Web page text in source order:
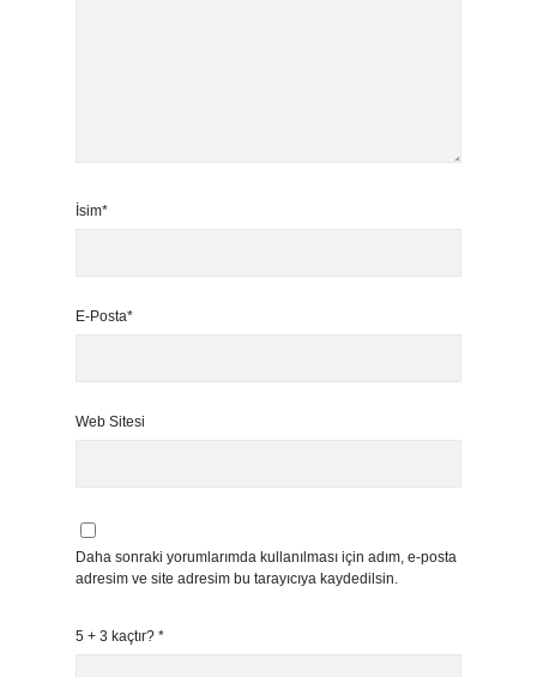
İsim*
E-Posta*
Web Sitesi
Daha sonraki yorumlarımda kullanılması için adım, e-posta
adresim ve site adresim bu tarayıcıya kaydedilsin.
5 + 3 kaçtır? *